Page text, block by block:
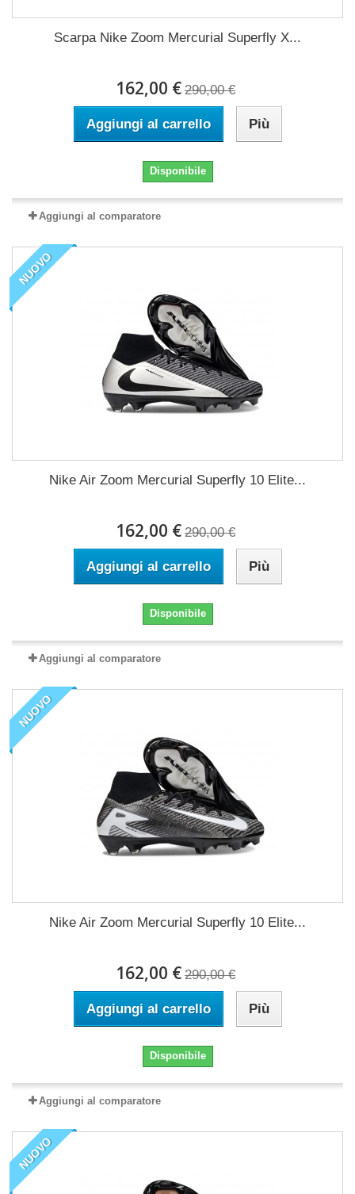
Scarpa Nike Zoom Mercurial Superfly X...
162,00 € 290,00 €
Aggiungi al carrello Più
Disponibile
Aggiungi al comparatore
NUOVO
Nike Air Zoom Mercurial Superfly 10 Elite...
162,00 € 290,00 €
Aggiungi al carrello Più
Disponibile
Aggiungi al comparatore
NUOVO
Nike Air Zoom Mercurial Superfly 10 Elite...
162,00 € 290,00 €
Aggiungi al carrello Più
Disponibile
Aggiungi al comparatore
NUOVO